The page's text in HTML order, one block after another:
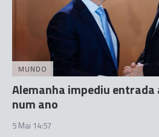
MUNDO
Alemanha impediu entrada
num ano
5 Mai 14:57